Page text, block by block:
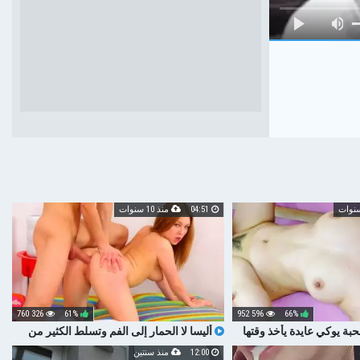
يوكي عايدة يأخذ وقتها
الصعب ديك حتى يختار
66%
596 952
أليسا لا الحمار إلى الفم وتسلط الكثير من
نائب الرئيس
منذ 10 سنوات
12:00 منذ سنتين